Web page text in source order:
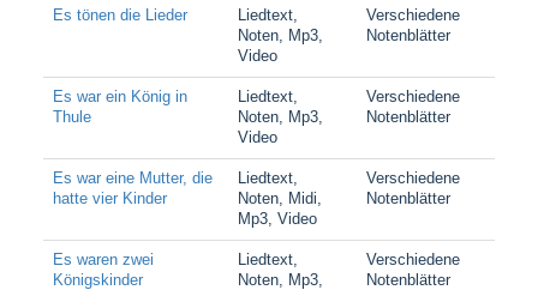
Es tönen die Lieder
Liedtext,
Noten, Mp3,
Video
Verschiedene
Notenblätter
Es war ein König in
Thule
Liedtext,
Noten, Mp3,
Video
Verschiedene
Notenblätter
Es war eine Mutter, die
hatte vier Kinder
Liedtext,
Noten, Midi,
Mp3, Video
Verschiedene
Notenblätter
Es waren zwei
Königskinder
Liedtext,
Noten, Mp3,
Verschiedene
Notenblätter